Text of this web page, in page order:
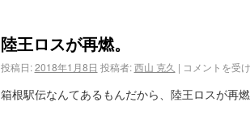
陸王ロスが再燃。
投稿日: 2018年1月8日 投稿者: 西山 克久 | コメントを受
箱根駅伝なんてあるもんだから、陸王ロスが再燃